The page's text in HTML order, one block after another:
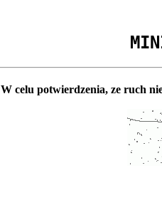
W celu potwierdzenia, ze ruch